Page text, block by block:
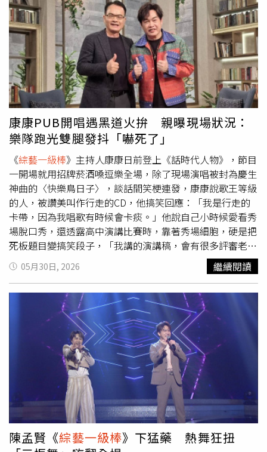
富商老公親自準備各式傳統煲湯替她補充元氣。（圖／喜上
梅梢娛樂提供）在Eric細心照料下，吳申梅逐漸恢復健康，
也因此對香港煲湯文化產生濃厚興趣，開始研究不同湯品的
食材搭配與養生功效。她更將相關內容拍成短影音分享到社
群平台，介紹煲湯食材與功效，意外獲得許多粉絲熱烈回
響，不少網友留言表示內容相當實用，讓她十分開心，也希
望透過分享提醒大家重視健康管理。此外，日前吳申梅受邀
參與優質生命協會公益演出，並意外完成多年來的心願。原
來她一直十分欣賞陳美鳳，過去雖曾在社群平台互動，卻始
終沒有機會正式見面。直到這次公益活動，才首度面對面交
流。吳申梅事後才知道，陳美鳳同時也是優質生命協會理事
長，讓她直呼緣分十分奇妙。從網路上的互動對象變成現實
中的朋友，兩人相談甚歡，氣氛相當融洽，也為這次公益行
程增添一段難忘回憶。
康康PUB開唱遇黑道火拚 親曝現場狀況：
樂隊跑光雙腿發抖「嚇死了」
《綜藝一級棒》主持人康康日前登上《話時代人物》，節目
一開場就用招牌菸酒嗓逗樂全場，除了現場演唱被封為慶生
神曲的〈快樂鳥日子〉，談話間笑梗連發，康康說歌王等級
的人，被讚美叫作行走的CD，他搞笑回應：「我是行走的
卡帶，因為我唱歌有時候會卡痰。」他說自己小時候愛看秀
場脫口秀，還透露高中演講比賽時，靠著秀場細胞，硬是把
死板題目變搞笑段子，「我講的演講稿，會有很多評審老
師，聽了在那邊拍桌子然後笑」，康康說演講比賽和其他選
手同分，但他最後得到第二名，因為第一名要代表學校去競
爭，所以第一名都是那種模範生。康康自爆年少時不愛讀
書，高工畢業那年為了參加「楊烈盃歌唱比賽」，大膽瞞著
父親，找學長代考期末考，「初賽跟複賽都過了，決賽就和
期末考撞期，我就請學長幫我代考，跑去參加歌唱比賽」，
但監考是康康的導師，代考當場抓包，於是就留級了，他說
建築科要學製圖，學測量，去工地實習，康康說太工整的日
子他沒興趣，「直線都畫不好，但素描還可以」，高中時期
人緣好，包括校長都很喜歡他，「他就是喜歡我才把我留下
來」，這些現在講很好笑的事，在當時他覺得很可怕。康康
受訪時自爆年少時不愛讀書。（圖／三立提供）曾在民歌餐
廳驻唱，練就信手拈來的模仿功力，舞台雖然風光，卻曾差
點在深夜舞台喪命。康康回憶31年前，經商失敗欠債，加上
05月30日, 2026 繼續閱讀
陳孟賢《綜藝一級棒》下猛藥 熱舞狂扭